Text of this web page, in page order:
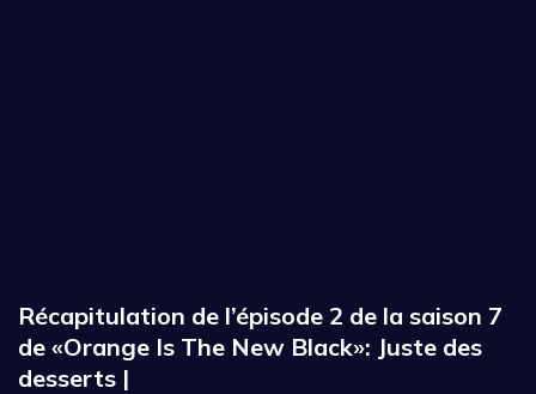
Récapitulation de l’épisode 2 de la saison 7
de «Orange Is The New Black»: Juste des
desserts |